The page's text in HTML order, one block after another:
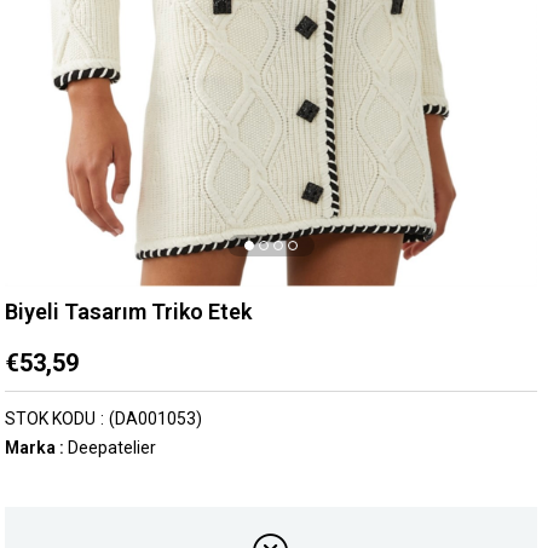
Biyeli Tasarım Triko Etek
€53,59
(DA001053)
STOK KODU
Marka : Deepatelier